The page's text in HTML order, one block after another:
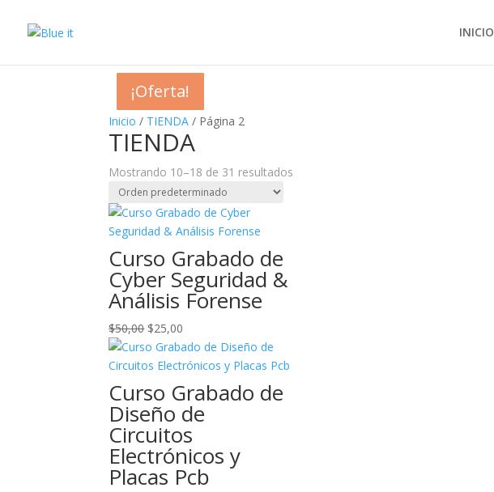
INICIO
Inicio / TIENDA / Página 2
TIENDA
Mostrando 10–18 de 31 resultados
¡Oferta!
Curso Grabado de
Cyber Seguridad &
Análisis Forense
$50,00 El
precio
original
$50,00.
$25,00
precio
actual
es:
$25,00.
¡Oferta!
Curso Grabado de
Diseño de
Circuitos
Electrónicos y
Placas Pcb
¡Oferta!
¡Oferta!
¡Oferta!
¡Oferta!
¡Oferta!
¡Oferta!
¡Oferta!